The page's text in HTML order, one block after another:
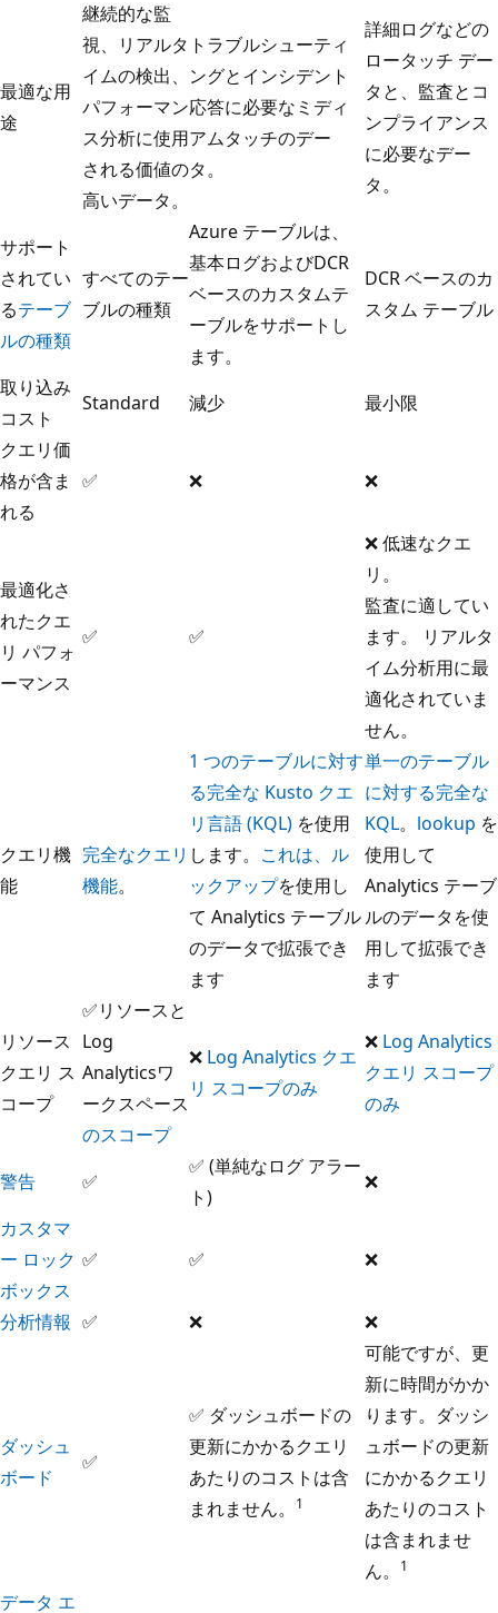
最適な用
途
継続的な監
視、リアルタ
イムの検出、
パフォーマン
ス分析に使用
される価値の
高いデータ。
トラブルシューティ
ングとインシデント
応答に必要なミディ
アムタッチのデー
タ。
詳細ログなどの
ロータッチ デー
タと、監査とコ
ンプライアンス
に必要なデー
タ。
サポート
されてい
るテーブ
ルの種類
すべてのテー
ブルの種類
Azure テーブルは、
基本ログおよびDCR
ベースのカスタムテ
ーブルをサポートし
ます。
DCR ベースのカ
スタム テーブル
取り込み
コスト
Standard 減少
最小限
クエリ価
格が含ま
れる
✅ ❌ ❌
最適化さ
れたクエ
リ パフォ
ーマンス
✅ ✅
❌ 低速なクエ
リ。
監査に適してい
ます。 リアルタ
イム分析用に最
適化されていま
せん。
クエリ機
能
完全なクエリ
機能。
1 つのテーブルに対す
る完全な Kusto クエ
リ言語 (KQL) を使用
します。 これは、ル
ックアップを使用し
て Analytics テーブル
のデータで拡張でき
ます
単一のテーブル
に対する完全な
KQL。 lookup を
使用して
Analytics テーブ
ルのデータを使
用して拡張でき
ます
リソース
クエリ ス
コープ
✅リソースと
Log
Analyticsワ
ークスペース
のスコープ
❌ Log Analytics クエ
リ スコープのみ
❌ Log Analytics
クエリ スコープ
のみ
警告 ✅
✅ (単純なログ アラー
ト)
❌
カスタマ
ー ロック
ボックス
✅ ✅ ❌
分析情報 ✅ ❌ ❌
ダッシュ
ボード
✅
✅ ダッシュボードの
更新にかかるクエリ
あたりのコストは含
まれません。
1
可能ですが、更
新に時間がかか
ります。ダッシ
ュボードの更新
にかかるクエリ
あたりのコスト
は含まれませ
ん。
1
データ エ